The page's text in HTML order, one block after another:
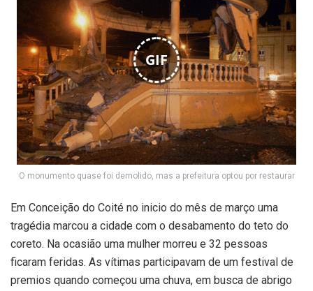
GIF
O monumento quase foi demolido, mas a prefeitura optou por restaurar
Em Conceição do Coité no inicio do mês de março uma
tragédia marcou a cidade com o desabamento do teto do
coreto. Na ocasião uma mulher morreu e 32 pessoas
ficaram feridas. As vítimas participavam de um festival de
premios quando começou uma chuva, em busca de abrigo